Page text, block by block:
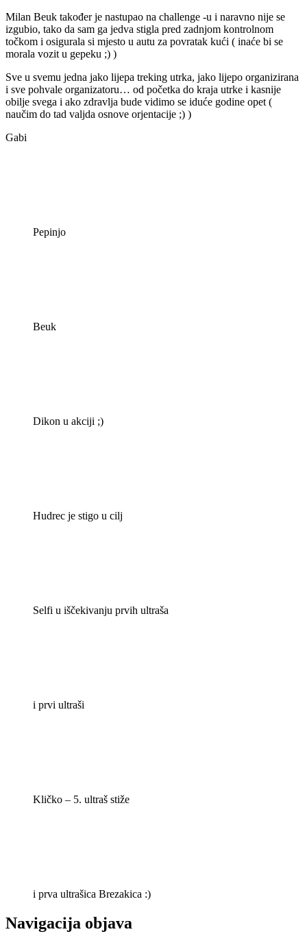
Milan Beuk također je nastupao na challenge -u i naravno nije se
izgubio, tako da sam ga jedva stigla pred zadnjom kontrolnom
točkom i osigurala si mjesto u autu za povratak kući ( inaće bi se
morala vozit u gepeku ;) )
Sve u svemu jedna jako lijepa treking utrka, jako lijepo organizirana
i sve pohvale organizatoru… od početka do kraja utrke i kasnije
obilje svega i ako zdravlja bude vidimo se iduće godine opet (
naučim do tad valjda osnove orjentacije ;) )
Gabi
Pepinjo
Beuk
Dikon u akciji ;)
Hudrec je stigo u cilj
Selfi u iščekivanju prvih ultraša
i prvi ultraši
Kličko – 5. ultraš stiže
i prva ultrašica Brezakica :)
Navigacija objava